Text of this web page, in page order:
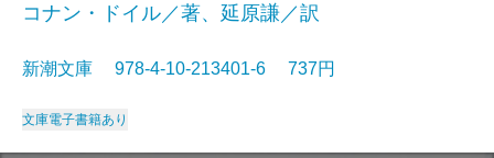
コナン・ドイル／著、延原謙／訳
新潮文庫 978-4-10-213401-6 737円
文庫電子書籍あり